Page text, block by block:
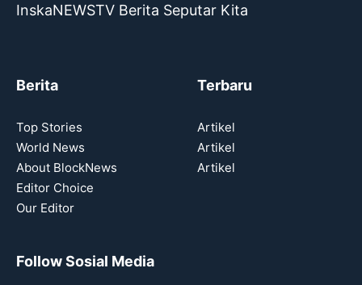
InskaNEWSTV Berita Seputar Kita
Berita
Top Stories
World News
About BlockNews
Editor Choice
Our Editor
Terbaru
Artikel
Artikel
Artikel
Follow Sosial Media